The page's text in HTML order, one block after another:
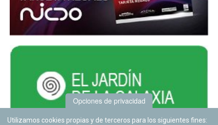
Opciones de privacidad
Utilizamos cookies propias y de terceros para los siguientes fines: